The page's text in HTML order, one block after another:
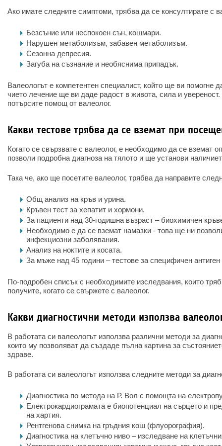
Ако имате следните симптоми, трябва да се консултирате с
Безсъние или неспокоен сън, кошмари.
Нарушен метаболизъм, забавен метаболизъм.
Сезонна депресия.
Загуба на съзнание и необяснима припадък.
Валеологът е компетентен специалист, който ще ви помогне
чието лечение ще ви даде радост в живота, сила и
потърсите помощ от валеолог.
Какви тестове трябва да се вземат при
Когато се свързвате с валеолог, е необходимо да се вземат
позволи подробна диагноза на тялото и ще установи
Така че, ако ще посетите валеолог, трябва да направите
Общ анализ на кръв и урина.
Кръвен тест за хепатит и хормони.
За пациенти над 30-годишна възраст – биохимичен
Необходимо е да се вземат намазки - това ще ни
инфекциозни заболявания.
Анализ на ноктите и косата.
За мъже над 45 години – тестове за специфичен антиген
По-подробен списък с необходимите изследвания, които
получите, когато се свържете с валеолог.
Какви диагностични методи използва
В работата си валеологът използва различни методи за
които му позволяват да създаде пълна картина за
здраве.
В работата си валеологът използва следните методи за
Диагностика по метода на Р. Вол с помощта на
Електрокардиограмата е биопотенциал на сърцето и
на хартия.
Рентгенова снимка на гръдния кош (флуорография).
Диагностика на клетъчно ниво – изследване на